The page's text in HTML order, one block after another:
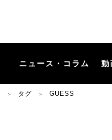
ニュース・コラム 動
＞ タグ ＞ GUESS